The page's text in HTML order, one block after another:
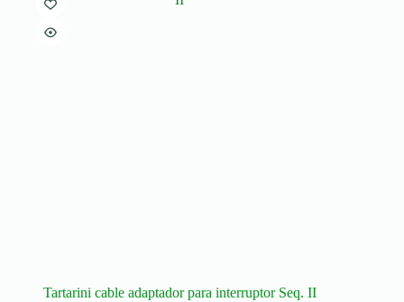
Tartarini cable adaptador para interruptor Seq. II